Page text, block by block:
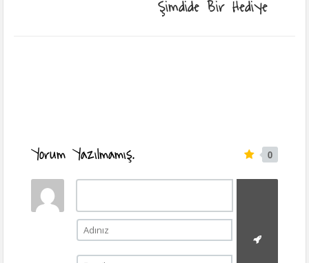
Şimdide Bir Hediye
Yorum Yazılmamış. 0